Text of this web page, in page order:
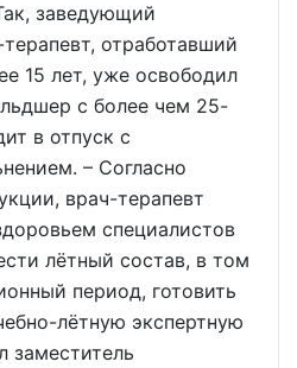
заведующий
отработавший
15 лет, уже освободил
с более чем 25-
в отпуск с
– Согласно
врач-терапевт
специалистов
лётный состав, в том
период, готовить
лётную экспертную
заместитель